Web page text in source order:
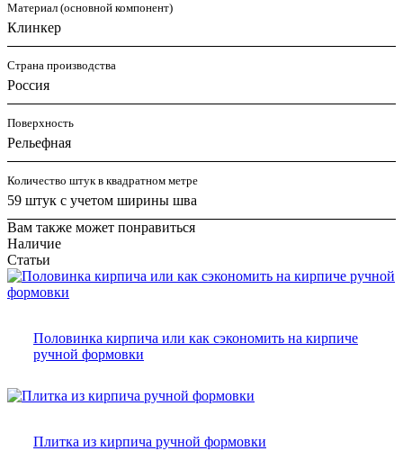
Материал (основной компонент)
Клинкер
Страна производства
Россия
Поверхность
Рельефная
Количество штук в квадратном метре
59 штук с учетом ширины шва
Вам также может понравиться
Наличие
Статьи
Половинка кирпича или как сэкономить на кирпиче
ручной формовки
Плитка из кирпича ручной формовки